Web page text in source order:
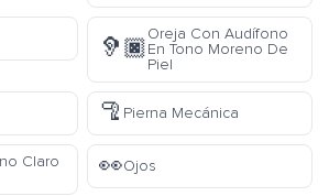
🦻🏿
Oreja Con Audífono
En Tono Moreno De
Piel
🦿 Pierna Mecánica
Claro
👀Ojos